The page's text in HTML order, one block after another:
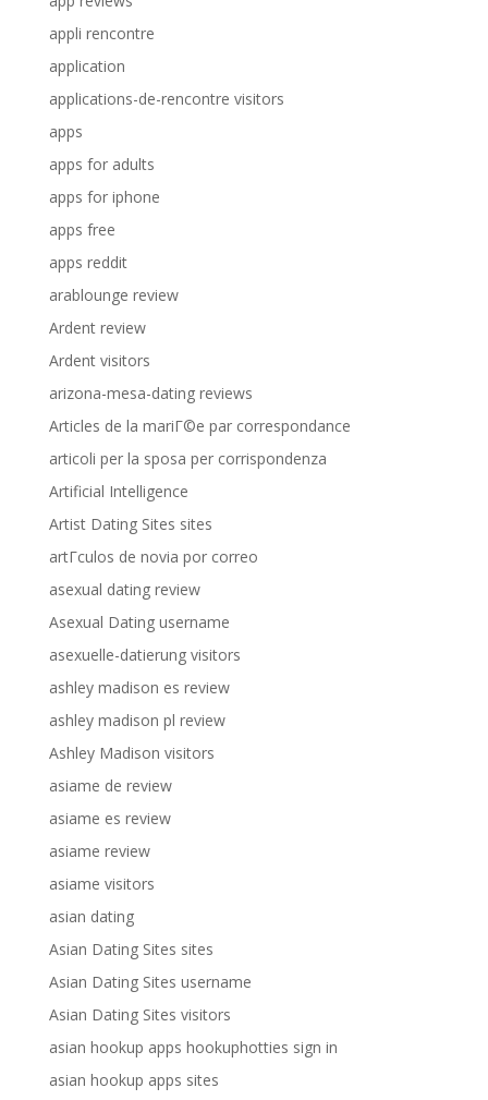
appli rencontre
application
applications-de-rencontre visitors
apps
apps for adults
apps for iphone
apps free
apps reddit
arablounge review
Ardent review
Ardent visitors
arizona-mesa-dating reviews
Articles de la mariГ©e par correspondance
articoli per la sposa per corrispondenza
Artificial Intelligence
Artist Dating Sites sites
artГ­culos de novia por correo
asexual dating review
Asexual Dating username
asexuelle-datierung visitors
ashley madison es review
ashley madison pl review
Ashley Madison visitors
asiame de review
asiame es review
asiame review
asiame visitors
asian dating
Asian Dating Sites sites
Asian Dating Sites username
Asian Dating Sites visitors
asian hookup apps hookuphotties sign in
asian hookup apps sites